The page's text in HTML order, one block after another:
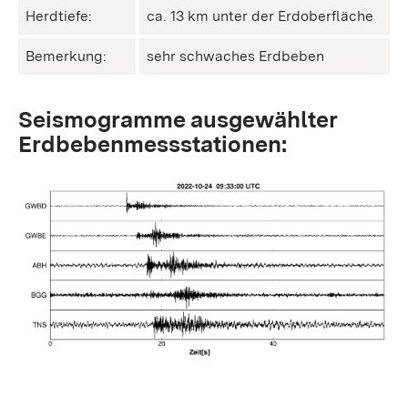
Herdtiefe: ca. 13 km unter der Erdoberfläche
Bemerkung: sehr schwaches Erdbeben
Seismogramme ausgewählter
Erdbebenmessstationen: